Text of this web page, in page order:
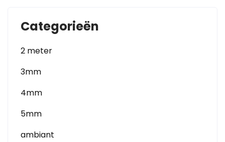
Categorieën
2 meter
3mm
4mm
5mm
ambiant